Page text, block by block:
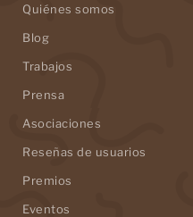
Quiénes somos
Blog
Trabajos
Prensa
Asociaciones
Reseñas de usuarios
Premios
Eventos